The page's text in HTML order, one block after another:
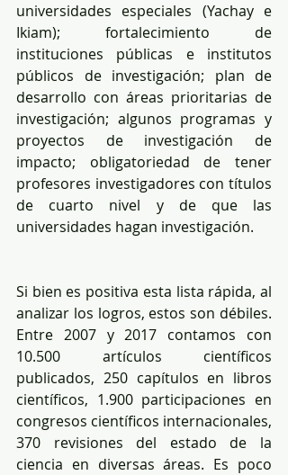
universidades especiales (Yachay e
Ikiam); fortalecimiento de
instituciones públicas e institutos
públicos de investigación; plan de
desarrollo con áreas prioritarias de
investigación; algunos programas y
proyectos de investigación de
impacto; obligatoriedad de tener
profesores investigadores con títulos
de cuarto nivel y de que las
universidades hagan investigación.
Si bien es positiva esta lista rápida, al
analizar los logros, estos son débiles.
Entre 2007 y 2017 contamos con
10.500 artículos científicos
publicados, 250 capítulos en libros
científicos, 1.900 participaciones en
congresos científicos internacionales,
370 revisiones del estado de la
ciencia en diversas áreas. Es poco